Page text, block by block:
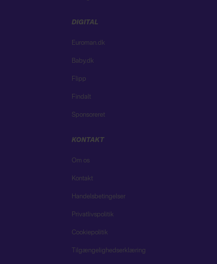
DIGITAL
Euroman.dk
Baby.dk
Flipp
Findalt
Sponsoreret
KONTAKT
Om os
Kontakt
Handelsbetingelser
Privatlivspolitik
Cookiepolitik
Tilgængelighedserklæring